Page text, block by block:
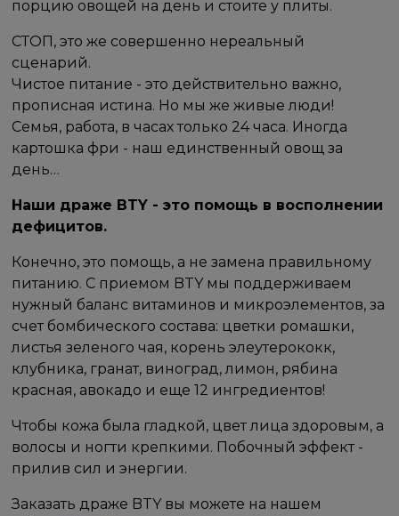
порцию овощей на день и стоите у плиты.
СТОП, это же совершенно нереальный
сценарий.
Чистое питание - это действительно важно,
прописная истина. Но мы же живые люди!
Семья, работа, в часах только 24 часа. Иногда
картошка фри - наш единственный овощ за
день…
Наши драже BTY - это помощь в восполнении
дефицитов.
Конечно, это помощь, а не замена правильному
питанию. С приемом BTY мы поддерживаем
нужный баланс витаминов и микроэлементов, за
счет бомбического состава: цветки ромашки,
листья зеленого чая, корень элеутерококк,
клубника, гранат, виноград, лимон, рябина
красная, авокадо и еще 12 ингредиентов!
Чтобы кожа была гладкой, цвет лица здоровым, а
волосы и ногти крепкими. Побочный эффект -
прилив сил и энергии.
Заказать драже BTY вы можете на нашем